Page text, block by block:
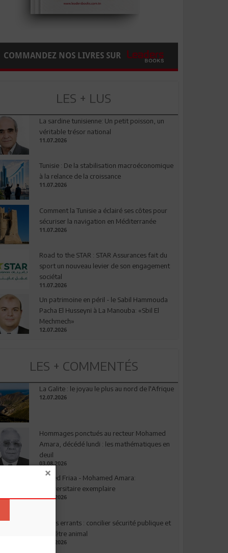
COMMANDEZ NOS LIVRES SUR
LES + LUS
La sardine tunisienne: Un petit poisson, un
véritable trésor national
11.07.2026
Tunisie : De la stabilisation macroéconomique
à la relance de la croissance
11.07.2026
Comment la Tunisie a éclairé ses côtes pour
sécuriser la navigation en Méditerranée
11.07.2026
Road to the STAR : STAR Assurances fait du
sport un nouveau levier de son engagement
sociétal
11.07.2026
Un patrimoine en péril - le Sabil Hammouda
Pacha El Husseyni à La Manouba: «Sbil El
Mechmech»
12.07.2026
LES + COMMENTÉS
La Galite : le joyau le plus au nord de l'Afrique
12.07.2026
Hommages ponctués au recteur Mohamed
Amara, décédé lundi : les mathématiques en
deuil
03.08.2026
Ahmed Friaa - Mohamed Amara:
l’Universitaire exemplaire
04.08.2026
Chiens errants : concilier sécurité publique et
bien-être animal
17.07.2026